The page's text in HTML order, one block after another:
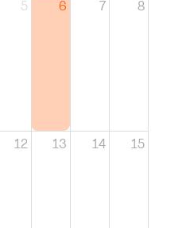
5 6 7 8
12 13 14 15